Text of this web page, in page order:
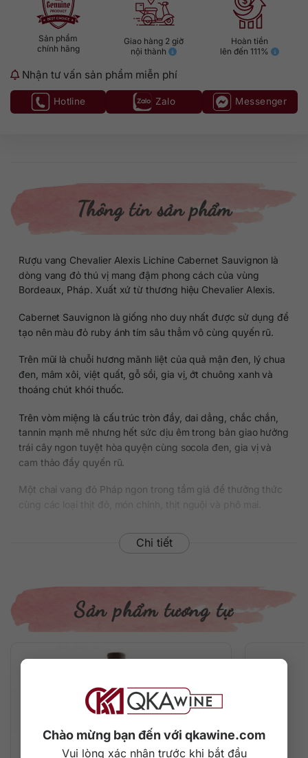
Chào mừng bạn đến với qkawine.com
Vui lòng xác nhận trước khi bắt đầu
Sản phẩm
chính hãng
Giao hàng 2 giờ
nội thành
Hoàn tiền
lên đến 111%
Nhận tư vấn sản phẩm miễn phí
Hotline Zalo Messenger
Thông tin sản phẩm
Rượu vang Chevalier Alexis Lichine Cabernet Sauvignon là
dòng vang đỏ thú vị mang đậm phong cách của vùng
Bordeaux, Pháp. Xuất xứ từ thương hiệu Chevalier Alexis.
Cabernet Sauvignon là giống nho duy nhất được sử dụng để
tạo nên màu đỏ ruby ánh tím sâu thẳm vô cùng quyến rũ.
Trên mũi là chuỗi hương mãnh liệt của quả mận đen, lý chua
đen, mâm xôi, việt quất, gỗ sồi, gia vị, ớt chuông xanh và
thoáng chút khói thuốc.
Trên vòm miệng là cấu trúc tròn đầy, dai dẳng, chắc chắn,
tannin mạnh mẽ nhưng hết sức dịu êm trong bản giao hưởng
trái cây ngon tuyệt hòa quyện cùng socola đen, gia vị và
cam thảo đầy quyến rũ.
Một chai vang đỏ Pháp ngon trong tầm giá để thưởng thức
Chi tiết
Sản phẩm tương tự